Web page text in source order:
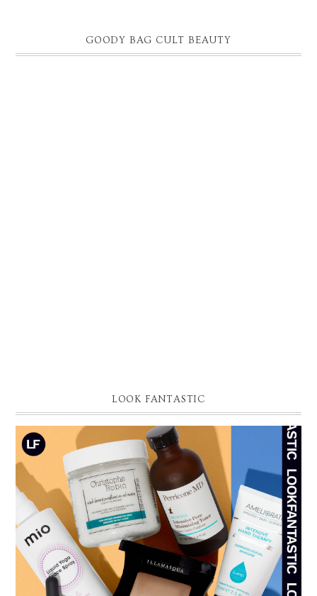
GOODY BAG CULT BEAUTY
LOOK FANTASTIC